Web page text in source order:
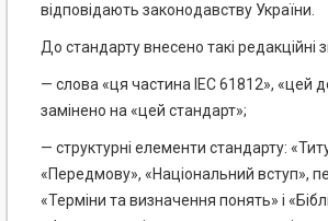
відповідають законодавству України.
До стандарту внесено такі редакційні
— слова «ця частина ІЕС 61812», «цей
замінено на «цей стандарт»;
— структурні елементи стандарту:
«Передмову», «Національний вступ»,
«Терміни та визначення понять» і